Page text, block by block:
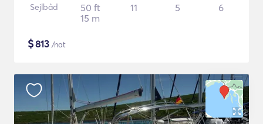
Sejlbåd
50 ft
15 m
11 5 6
$813 /nat